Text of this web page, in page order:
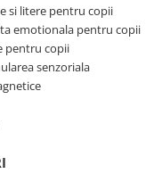
si litere pentru copii
emotionala pentru copii
pentru copii
senzoriala